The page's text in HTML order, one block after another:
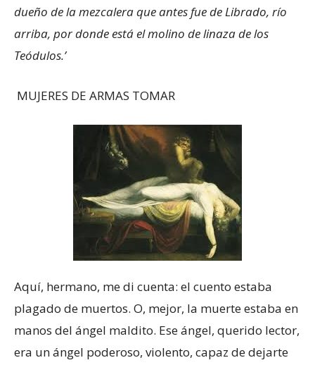
dueño de la mezcalera que antes fue de Librado, río
arriba, por donde está el molino de linaza de los
Teódulos.’
MUJERES DE ARMAS TOMAR
Aquí, hermano, me di cuenta: el cuento estaba
plagado de muertos. O, mejor, la muerte estaba en
manos del ángel maldito. Ese ángel, querido lector,
era un ángel poderoso, violento, capaz de dejarte